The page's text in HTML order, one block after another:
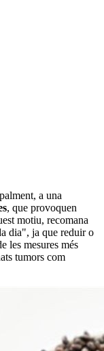
a una
, que provoquen
motiu, recomana
dia", ja que reduir o
les mesures més
tumors com